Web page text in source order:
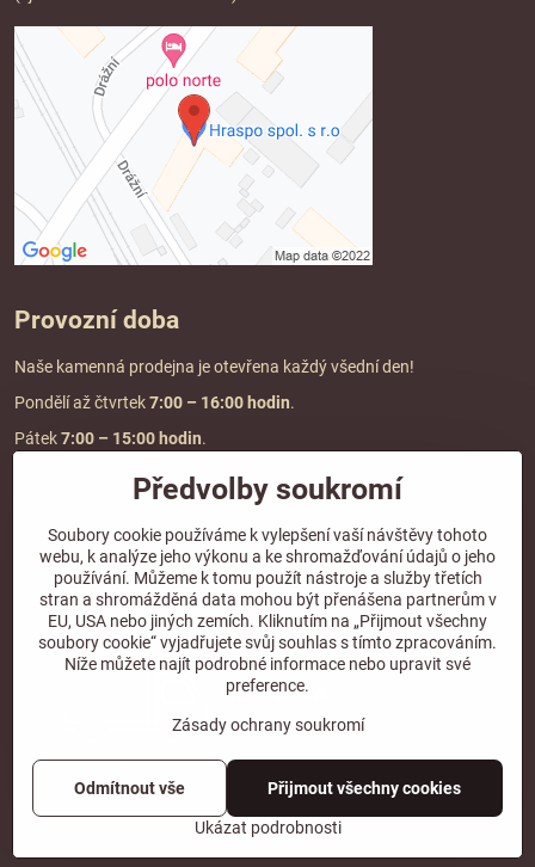
Provozní doba
Naše kamenná prodejna je otevřena každý všední den!
Pondělí až čtvrtek7:00 – 16:00 hodin.
Pátek7:00 – 15:00 hodin.
Doprava a platba
DOPRAVA ZDARMA
při objednávce nad2000 Kč vč. DPH.
*Nevztahuje se na paletovou přepravu.
©2026CopyrightPředvolby soukromíZásady ochrany soukromí
Vytvořeno systémem:ByznysWeb.cz
Předvolby soukromí
Soubory cookie používáme k vylepšení vaší návštěvy tohoto
webu, k analýze jeho výkonu a ke shromažďování údajů o jeho
používání. Můžeme k tomu použít nástroje a služby třetích
stran a shromážděná data mohou být přenášena partnerům v
EU, USA nebo jiných zemích. Kliknutím na „Přijmout všechny
soubory cookie“ vyjadřujete svůj souhlas s tímto zpracováním.
Níže můžete najít podrobné informace nebo upravit své
preference.
Zásady ochrany soukromí
Ukázat podrobnosti
Přijmout všechny cookies
Odmítnout vše